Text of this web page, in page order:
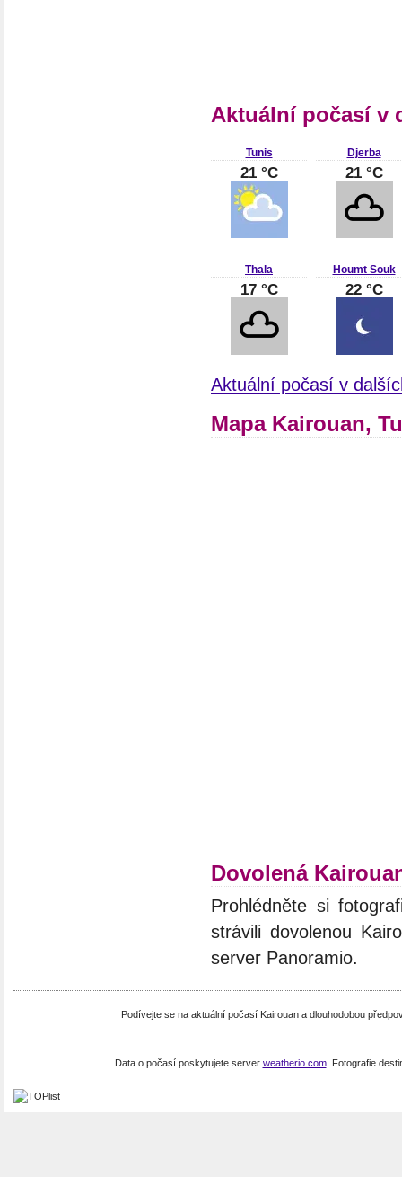
Aktuální počasí v
Tunis
21 °C
Djerba
21 °C
Thala
17 °C
Houmt Souk
22 °C
Aktuální počasí v
Mapa Kairouan,
Dovolená
Prohlédněte si
strávili dovolenou
server Panoramio.
Podívejte se na aktuální počasí Kairouan a dlouhodobou
Data o počasí poskytujete server weatherio.com. Fotografie